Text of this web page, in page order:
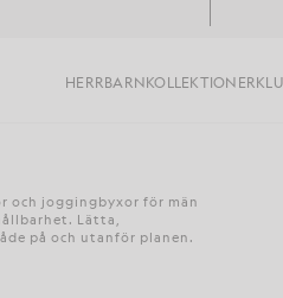
HERRBARNKOLLEKTIONER
och joggingbyxor för män
Lätta,
på och utanför planen.